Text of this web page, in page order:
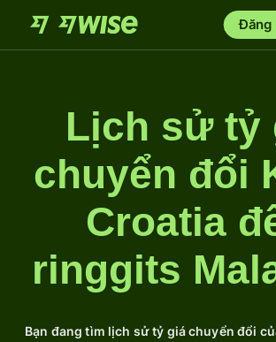
Đăng
Lịch sử tỷ
chuyển đổi
Croatia
ringgits
Bạn đang tìm lịch sử tỷ giá chuyển đổi